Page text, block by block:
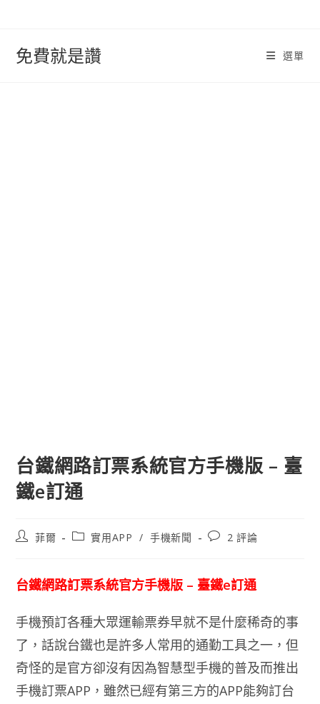
免費就是讚 選單
台鐵網路訂票系統官方手機版 – 臺
鐵e訂通
文
者:
菲爾
文
別:
實用APP / 手機新聞
文
論：
2 評論
台鐵網路訂票系統官方手機版 – 臺鐵e訂通
手機預訂各種大眾運輸票券早就不是什麼稀奇的事
了，話說台鐵也是許多人常用的通勤工具之一，但
奇怪的是官方卻沒有因為智慧型手機的普及而推出
手機訂票APP，雖然已經有第三方的APP能夠訂台